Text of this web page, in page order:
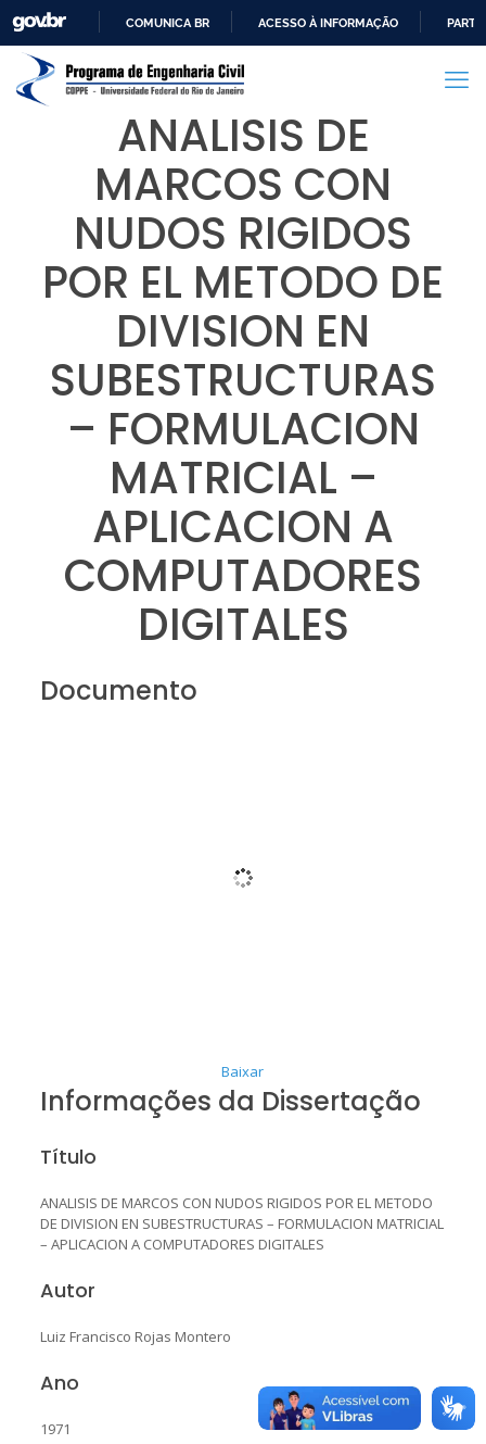
PARA
CONTEÚDO
COMUNICA BR ACESSO À INFORMAÇÃO
ANALISIS DE
MARCOS CON
NUDOS RIGIDOS
POR EL METODO DE
DIVISION EN
SUBESTRUCTURAS
– FORMULACION
MATRICIAL –
APLICACION A
COMPUTADORES
DIGITALES
Documento
Baixar
Informações da Dissertação
Título
ANALISIS DE MARCOS CON NUDOS RIGIDOS POR EL METODO
DE DIVISION EN SUBESTRUCTURAS – FORMULACION MATRICIAL
– APLICACION A COMPUTADORES DIGITALES
Autor
Luiz Francisco Rojas Montero
Ano
1971